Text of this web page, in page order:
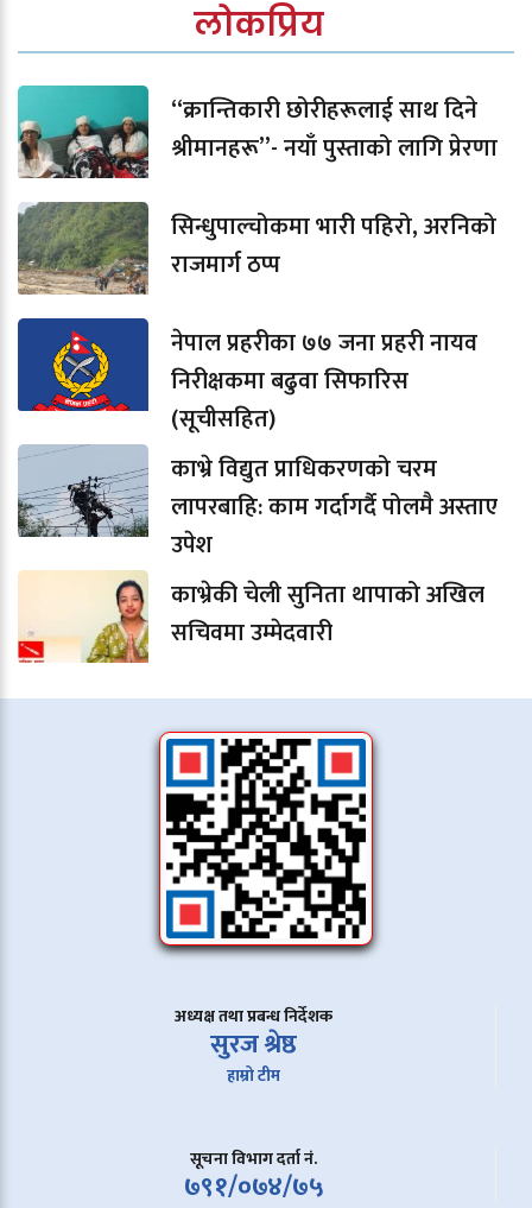
लोकप्रिय
“क्रान्तिकारी छोरीहरूलाई साथ दिने
श्रीमानहरू”- नयाँ पुस्ताको लागि प्रेरणा
सिन्धुपाल्चोकमा भारी पहिरो, अरनिको
राजमार्ग ठप्प
नेपाल प्रहरीका ७७ जना प्रहरी नायव
निरीक्षकमा बढुवा सिफारिस
(सूचीसहित)
काभ्रे विद्युत प्राधिकरणको चरम
लापरबाहि: काम गर्दागर्दै पोलमै अस्ताए
उपेश
काभ्रेकी चेली सुनिता थापाको अखिल
सचिवमा उम्मेदवारी
अध्यक्ष तथा प्रबन्ध निर्देशक
सुरज श्रेष्ठ
हाम्रो टीम
सूचना विभाग दर्ता नं.
७९१/०७४/७५